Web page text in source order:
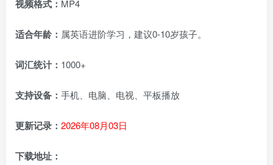
视频格式： MP4
适合年龄： 属英语进阶学习，建议0-10岁孩子。
词汇统计： 1000+
支持设备： 手机、电脑、电视、平板播放
更新记录： 2026年08月03日
下载地址：